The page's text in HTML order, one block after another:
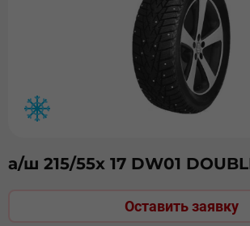
а/ш 215/55х 17 DW01
Оставить заявку